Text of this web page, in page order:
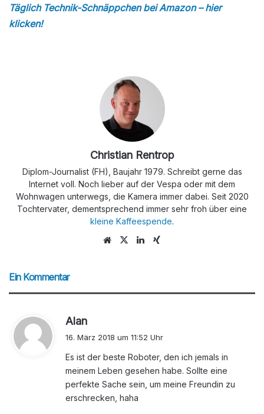
Täglich Technik-Schnäppchen bei Amazon – hier
klicken!
Christian Rentrop
Diplom-Journalist (FH), Baujahr 1979. Schreibt gerne das
Internet voll. Noch lieber auf der Vespa oder mit dem
Wohnwagen unterwegs, die Kamera immer dabei. Seit 2020
Tochtervater, dementsprechend immer sehr froh über eine
kleine Kaffeespende.
We
X
Lin
Ein Kommentar
Alan
t
:
16. März 2018 um 11:52 Uhr
Es ist der beste Roboter, den ich jemals in
meinem Leben gesehen habe. Sollte eine
perfekte Sache sein, um meine Freundin zu
erschrecken, haha